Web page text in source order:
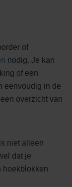
of
nodig. Je kan
of een
eenvoudig in de
overzicht van
niet alleen
dat je
hoekblokken